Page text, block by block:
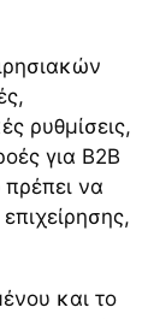
ρυθμίσεις,
για B2B
να
και το